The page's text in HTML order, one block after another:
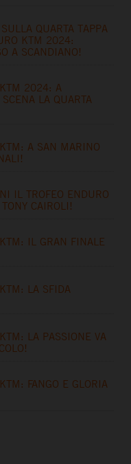
QUARTA TAPPA
KTM 2024:
A SCANDIANO!
2024: A
LA QUARTA
A SAN MARINO
IL TROFEO ENDURO
CAIROLI!
IL GRAN FINALE
LA SFIDA
LA PASSIONE VA
FANGO E GLORIA